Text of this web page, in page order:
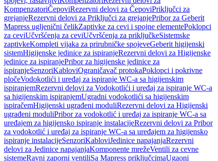
KompenzatoriČepoviRezervni delovi za ČepoviPriključci za
grejanjeRezervni delovi za Priključci za grejanjePribor za Geberit
Mapress ugljenični čelikZaptivke za cevi i spojne elementePoklopci
za ceviUčvršćenja za ceviUčvršćenja za priključkeSistemske
zaptivkeKompleti vijaka za prirubničke spojeveGeberit higijenski
sistemHigijenske jedinice za ispiranjeRezervni delovi za Higijenske
jedinice za ispiranjePribor za higijenske jedinice za
ispiranjeSenzoriKabloviOgraničavač protokaPoklopci i pokrivne
pločeVodokotlići i uređaj za ispiranje WC-a sa higijenskim
ispiranjemRezervni delovi za Vodokotlići i uređaj za ispiranje WC-a
sa higijenskim ispiranjemUgradni vodokotlići sa higijenskim
ispiračemHigijenski ugrađeni moduliRezervni delovi za Higijenski
ugrađeni moduliPribor za vodokotlić i uređaj za ispiranje WC-a sa
uređajem za higijensko ispiranje instalacijeRezervni delovi za Pribor
za vodokotlić i uređaj za ispiranje WC-a sa uređajem za higijensko
ispiranje instalacijeSenzoriKabloviJedinice napajanjaRezervni
delovi za Jedinice napajanjaKomponente mrežeVentili za cevne
sistemeRavni zaporni ventiliSa Mapress priključcimaUgaoni